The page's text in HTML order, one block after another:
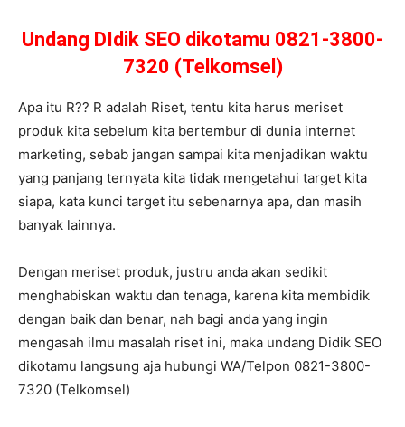
Undang DIdik SEO dikotamu 0821-3800-
7320 (Telkomsel)
Apa itu R?? R adalah Riset, tentu kita harus meriset
produk kita sebelum kita bertembur di dunia internet
marketing, sebab jangan sampai kita menjadikan waktu
yang panjang ternyata kita tidak mengetahui target kita
siapa, kata kunci target itu sebenarnya apa, dan masih
banyak lainnya.
Dengan meriset produk, justru anda akan sedikit
menghabiskan waktu dan tenaga, karena kita membidik
dengan baik dan benar, nah bagi anda yang ingin
mengasah ilmu masalah riset ini, maka undang Didik SEO
dikotamu langsung aja hubungi WA/Telpon 0821-3800-
7320 (Telkomsel)